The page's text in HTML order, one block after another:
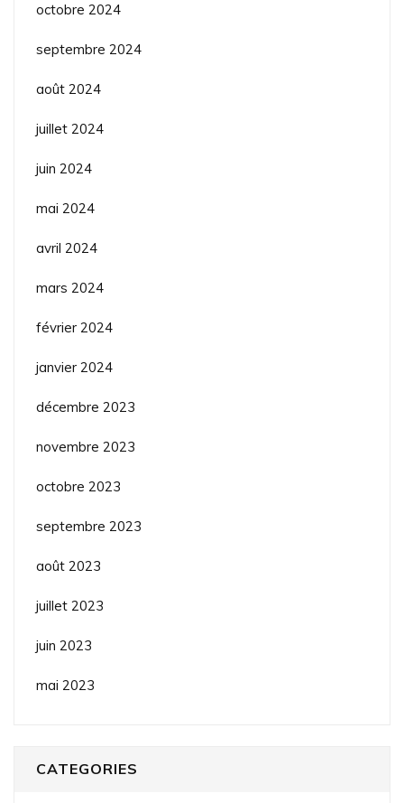
octobre 2024
septembre 2024
août 2024
juillet 2024
juin 2024
mai 2024
avril 2024
mars 2024
février 2024
janvier 2024
décembre 2023
novembre 2023
octobre 2023
septembre 2023
août 2023
juillet 2023
juin 2023
mai 2023
CATEGORIES